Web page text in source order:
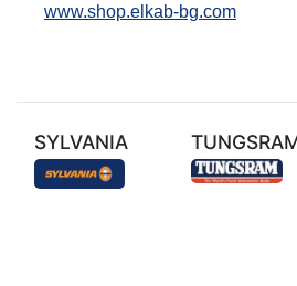
www.shop.elkab-bg.com
SYLVANIA